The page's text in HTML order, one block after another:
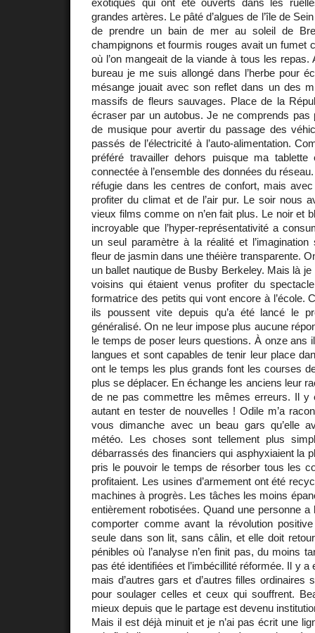
grandes artères. Le pâté d’algues de l’île de
de prendre un bain de mer au soleil de
champignons et fourmis rouges avait un fumet
où l’on mangeait de la viande à tous les repas.
bureau je me suis allongé dans l’herbe pour
mésange jouait avec son reflet dans un des
massifs de fleurs sauvages. Place de la
écraser par un autobus. Je ne comprends pas
de musique pour avertir du passage des
passés de l’électricité à l’auto-alimentation.
préféré travailler dehors puisque ma
connectée à l’ensemble des données du
réfugie dans les centres de confort, mais
profiter du climat et de l’air pur. Le soir nous
vieux films comme on n’en fait plus. Le noir et
incroyable que l’hyper-représentativité a
un seul paramètre à la réalité et l’imagination
fleur de jasmin dans une théière transparente.
un ballet nautique de Busby Berkeley. Mais là je
voisins qui étaient venus profiter du
formatrice des petits qui vont encore à l’école.
ils poussent vite depuis qu’a été lancé le
généralisé. On ne leur impose plus aucune
le temps de poser leurs questions. À onze ans
langues et sont capables de tenir leur place
ont le temps les plus grands font les courses
plus se déplacer. En échange les anciens leur
de ne pas commettre les mêmes erreurs. Il y
autant en tester de nouvelles ! Odile m’a
vous dimanche avec un beau gars qu’elle
météo. Les choses sont tellement plus
débarrassés des financiers qui asphyxiaient la
pris le pouvoir le temps de résorber tous les
profitaient. Les usines d’armement ont été
machines à progrès. Les tâches les moins
entièrement robotisées. Quand une personne
comporter comme avant la révolution
seule dans son lit, sans câlin, et elle doit
pénibles où l’analyse n’en finit pas, du moins
pas été identifiées et l’imbécillité réformée. Il y a
mais d’autres gars et d’autres filles ordinaires
pour soulager celles et ceux qui souffrent.
mieux depuis que le partage est devenu
Mais il est déjà minuit et je n’ai pas écrit une